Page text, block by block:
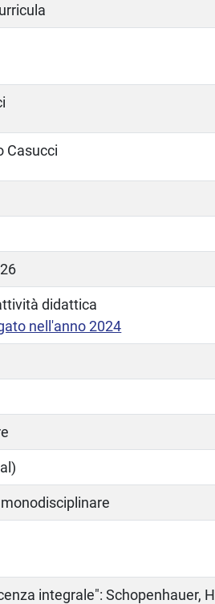
Casucci
didattica
nell'anno 2024
integrale": Schopenhauer,